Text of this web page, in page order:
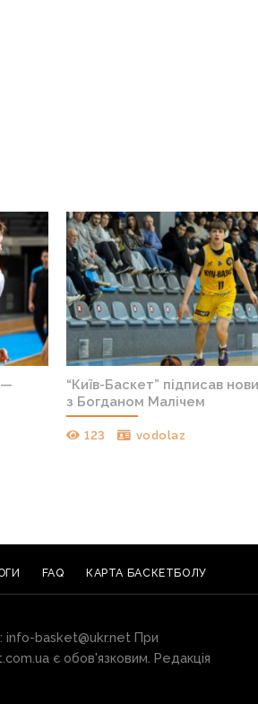
—
“Київ-Баскет” підписав
з Богданом Малічем
123 vodolaz
FAQ КАРТА БАСКЕТБОЛУ
info-basket@ukr.net При
є обов'язковим. Редакція